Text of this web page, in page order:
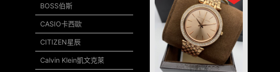
BOSS伯斯
CASIO卡西歐
CITIZEN星辰
Calvin Klein凱文克萊